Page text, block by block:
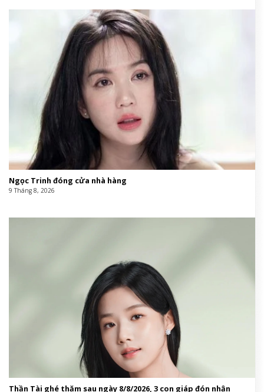
Ngọc Trinh đóng cửa nhà hàng
9 Tháng 8, 2026
Thần Tài ghé thăm sau ngày 8/8/2026, 3 con giáp đón nhận